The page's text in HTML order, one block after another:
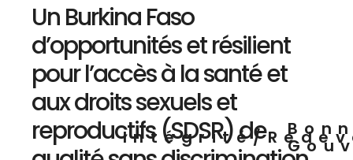
Un Burkina Faso
d’opportunités et résilient
pour l’accès à la santé et
aux droits sexuels et
reproductifs (SDSR) de
Intégrité/